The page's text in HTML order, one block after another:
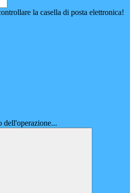
la casella di posta elettronica!
dell'operazione...